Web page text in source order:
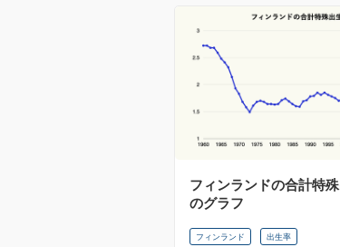
フィンランドの合計特
のグラフ
フィンランド 出生率